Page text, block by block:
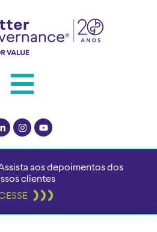
aos depoimentos dos
clientes